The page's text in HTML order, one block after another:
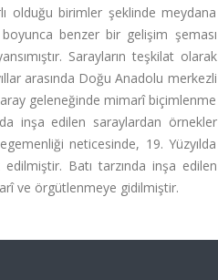
olduğu birimler şeklinde meydana
benzer bir gelişim şeması
Sarayların teşkilat olarak
arasında Doğu Anadolu merkezli
geleneğinde mimarî biçimlenme
inşa edilen saraylardan örnekler
neticesinde, 19. Yüzyılda
Batı tarzında inşa edilen
ve örgütlenmeye gidilmiştir.